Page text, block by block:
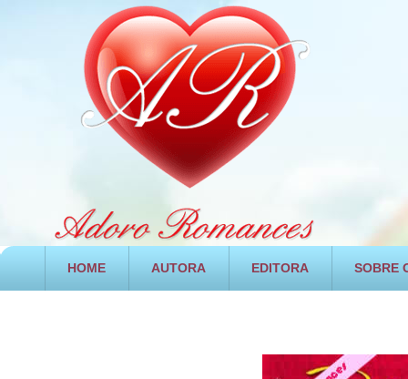
HOME AUTORA EDITORA SOBRE